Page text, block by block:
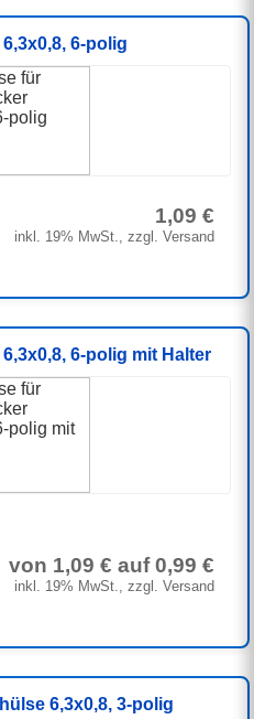
6-polig
1,09 €
inkl. 19% MwSt., zzgl. Versand
6-polig mit Halter
von 1,09 € auf 0,99 €
inkl. 19% MwSt., zzgl. Versand
6,3x0,8, 3-polig